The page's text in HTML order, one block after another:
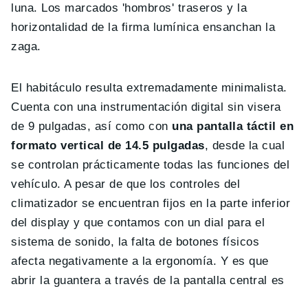
luna. Los marcados 'hombros' traseros y la
horizontalidad de la firma lumínica ensanchan la
zaga.
El habitáculo resulta extremadamente minimalista.
Cuenta con una instrumentación digital sin visera
de 9 pulgadas, así como con una pantalla táctil en
formato vertical de 14.5 pulgadas, desde la cual
se controlan prácticamente todas las funciones del
vehículo. A pesar de que los controles del
climatizador se encuentran fijos en la parte inferior
del display y que contamos con un dial para el
sistema de sonido, la falta de botones físicos
afecta negativamente a la ergonomía. Y es que
abrir la guantera a través de la pantalla central es